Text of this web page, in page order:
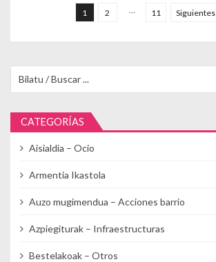
1 2 … 11 Siguientes
CATEGORÍAS
Aisialdia – Ocio
Armentia Ikastola
Auzo mugimendua – Acciones barrio
Azpiegiturak – Infraestructuras
Bestelakoak – Otros